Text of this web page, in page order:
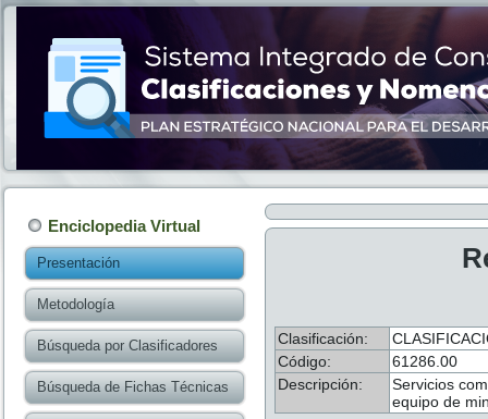
Enciclopedia Virtual
Presentación
Metodología
Búsqueda por Clasificadores
Búsqueda de Fichas Técnicas
Clasificación:
Código:
61286.00
Descripción:
Servicios
equipo de